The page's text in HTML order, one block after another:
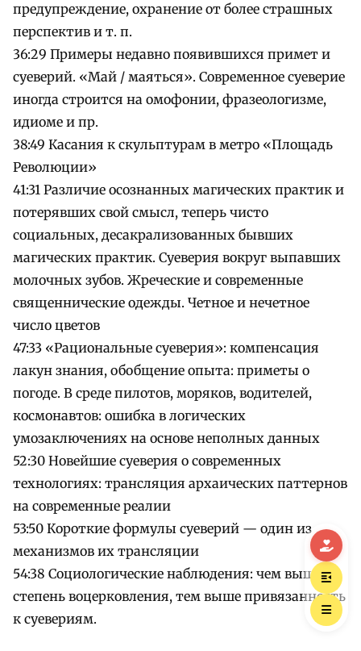
предупреждение, охранение от более страшных
перспектив и т. п.
36:29 Примеры недавно появившихся примет и
суеверий. «Май / маяться». Современное суеверие
иногда строится на омофонии, фразеологизме,
идиоме и пр.
38:49 Касания к скульптурам в метро «Площадь
Революции»
41:31 Различие осознанных магических практик и
потерявших свой смысл, теперь чисто
социальных, десакрализованных бывших
магических практик. Суеверия вокруг выпавших
молочных зубов. Жреческие и современные
священнические одежды. Четное и нечетное
число цветов
47:33 «Рациональные суеверия»: компенсация
лакун знания, обобщение опыта: приметы о
погоде. В среде пилотов, моряков, водителей,
космонавтов: ошибка в логических
умозаключениях на основе неполных данных
52:30 Новейшие суеверия о современных
технологиях: трансляция архаических паттернов
на современные реалии
53:50 Короткие формулы суеверий — один из
механизмов их трансляции
54:38 Социологические наблюдения: чем выше
степень воцерковления, тем выше привязанность
к суевериям.